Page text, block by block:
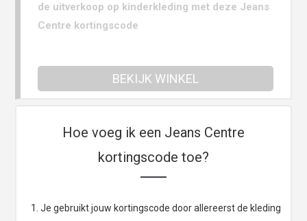
de uitverkoop op kinderkleding met deze Jeans
Centre kortingscode
BEKIJK WINKEL
Hoe voeg ik een Jeans Centre
kortingscode toe?
Je gebruikt jouw kortingscode door allereerst de kleding